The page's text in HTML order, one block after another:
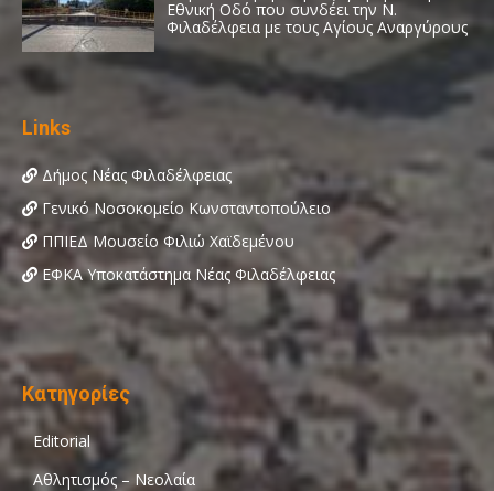
Links
Δήμος Νέας Φιλαδέλφειας
Γενικό Νοσοκομείο Κωνσταντοπούλειο
ΠΠΙΕΔ Μουσείο Φιλιώ Χαϊδεμένου
ΕΦΚΑ Υποκατάστημα Νέας Φιλαδέλφειας
Κατηγορίες
Editorial
Αθλητισμός – Νεολαία